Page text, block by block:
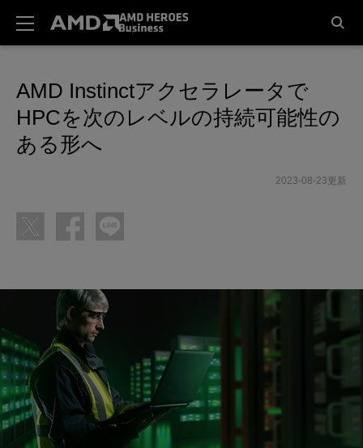
AMD Instinctアクセラレータで
HPCを次のレベルの持続可能性の
ある形へ
2023-08-23更新